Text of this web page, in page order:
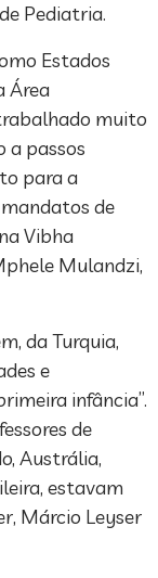
Pediatria.
Estados
Área
muito
a passos
para a
de
Vibha
Mulandzi,
da Turquia,
e
infância”.
de
Austrália,
estavam
Márcio Leyser